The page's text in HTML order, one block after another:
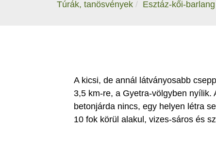
Túrák, tanösvények Esztáz-kői-
A kicsi, de annál látványosabb
3,5 km-re, a Gyetra-völgyben nyílik.
betonjárda nincs, egy helyen létra
10 fok körül alakul, vizes-sáros és